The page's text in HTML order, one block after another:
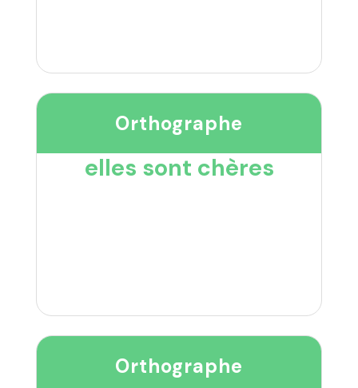
Orthographe
elles sont chères
Orthographe